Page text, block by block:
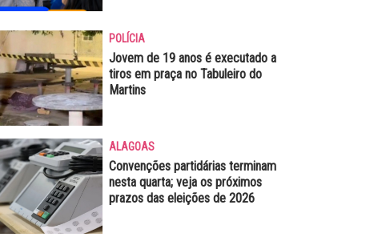
POLÍCIA
Jovem de 19 anos é executado a
tiros em praça no Tabuleiro do
Martins
ALAGOAS
Convenções partidárias terminam
nesta quarta; veja os próximos
prazos das eleições de 2026